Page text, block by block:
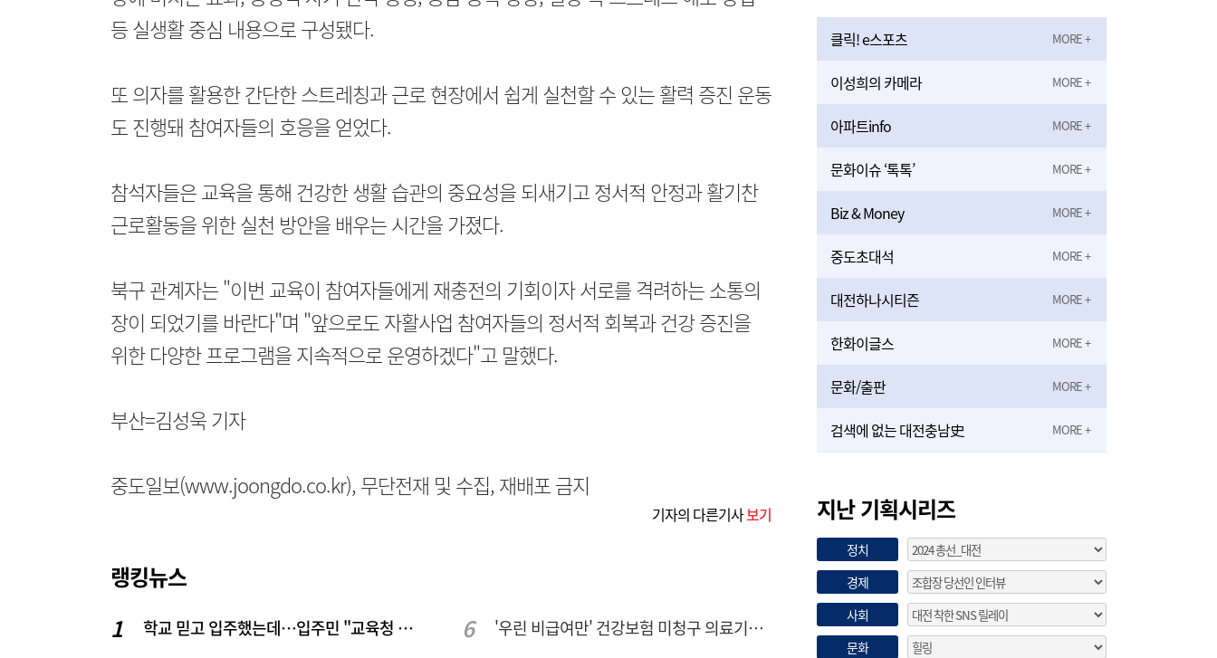
등 실생활 중심 내용으로 구성됐다.
또 의자를 활용한 간단한 스트레칭과 근로 현장에서 쉽게 실천할 수 있는 활력 증진 운동
도 진행돼 참여자들의 호응을 얻었다.
참석자들은 교육을 통해 건강한 생활 습관의 중요성을 되새기고 정서적 안정과 활기찬
근로활동을 위한 실천 방안을 배우는 시간을 가졌다.
북구 관계자는 "이번 교육이 참여자들에게 재충전의 기회이자 서로를 격려하는 소통의
장이 되었기를 바란다"며 "앞으로도 자활사업 참여자들의 정서적 회복과 건강 증진을
위한 다양한 프로그램을 지속적으로 운영하겠다"고 말했다.
부산=김성욱 기자
중도일보(www.joongdo.co.kr), 무단전재 및 수집, 재배포 금지
기자의 다른기사보기
랭킹뉴스
학교 믿고 입주했는데…입주민 "교육청 중재 나서라"
'우린 비급여만' 건강보험 미청구 의료기관 대전 65곳 충남 31곳
클릭! e스포츠
이성희의 카메라
아파트info
문화이슈 ‘톡톡’
Biz & Money
중도초대석
대전하나시티즌
한화이글스
문화/출판
검색에 없는 대전충남史
지난 기획시리즈
정치
경제
사회
문화